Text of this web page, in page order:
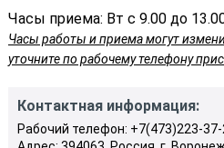
Часы приема: Вт с 9.00 до
Часы работы и приема могут
уточните по рабочему телефону
Контактная информация:
Рабочий телефон: +7(473)223-